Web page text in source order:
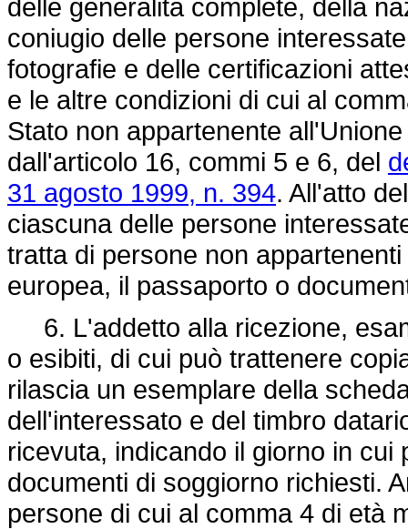
delle generalità complete, della
coniugio delle persone
fotografie e delle certificazioni
e le altre condizioni di cui al
Stato non appartenente
dall'articolo 16, commi 5 e 6, del
31 agosto 1999, n. 394. All'atto
ciascuna delle persone
tratta di persone non
europea, il passaporto o
6. L'addetto alla ricezione,
o esibiti, di cui può trattenere
rilascia un esemplare della
dell'interessato e del timbro
ricevuta, indicando il giorno in
documenti di soggiorno richiesti.
persone di cui al comma 4 di età